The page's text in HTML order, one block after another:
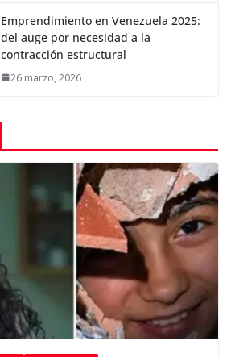
Emprendimiento en Venezuela 2025:
del auge por necesidad a la
contracción estructural
26 marzo, 2026